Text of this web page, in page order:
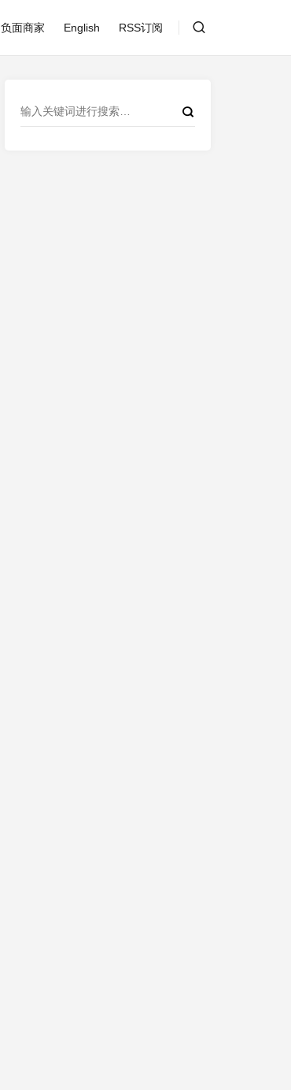
负面商家 English RSS订阅